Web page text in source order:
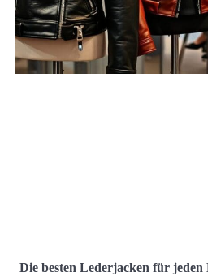
Die besten Lederjacken für jeden